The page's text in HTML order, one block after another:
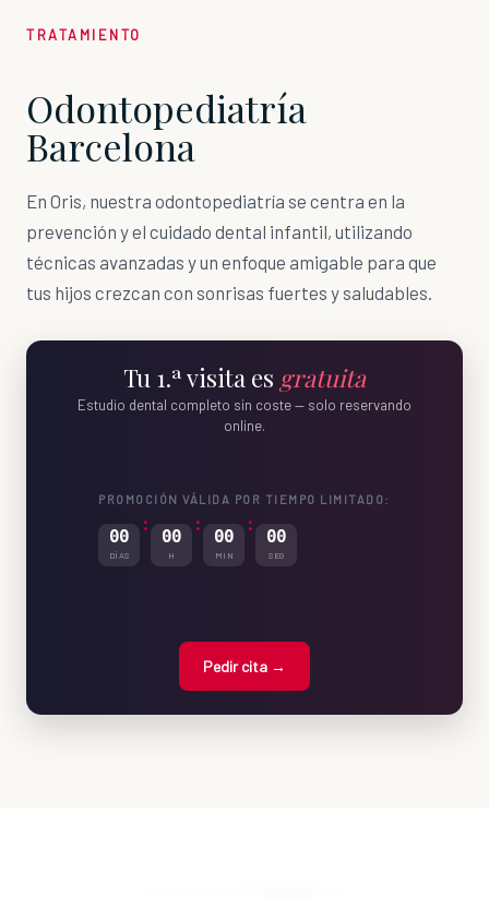
TRATAMIENTO
Odontopediatría
Barcelona
En Oris, nuestra odontopediatría se centra en la
prevención y el cuidado dental infantil, utilizando
técnicas avanzadas y un enfoque amigable para que
tus hijos crezcan con sonrisas fuertes y saludables.
Tu 1.ª visita es gratuita
Estudio dental completo sin coste — solo reservando
online.
PROMOCIÓN VÁLIDA POR TIEMPO LIMITADO:
00
DÍAS
:
00
H
:
00
MIN
:
00
SEG
Pedir cita →